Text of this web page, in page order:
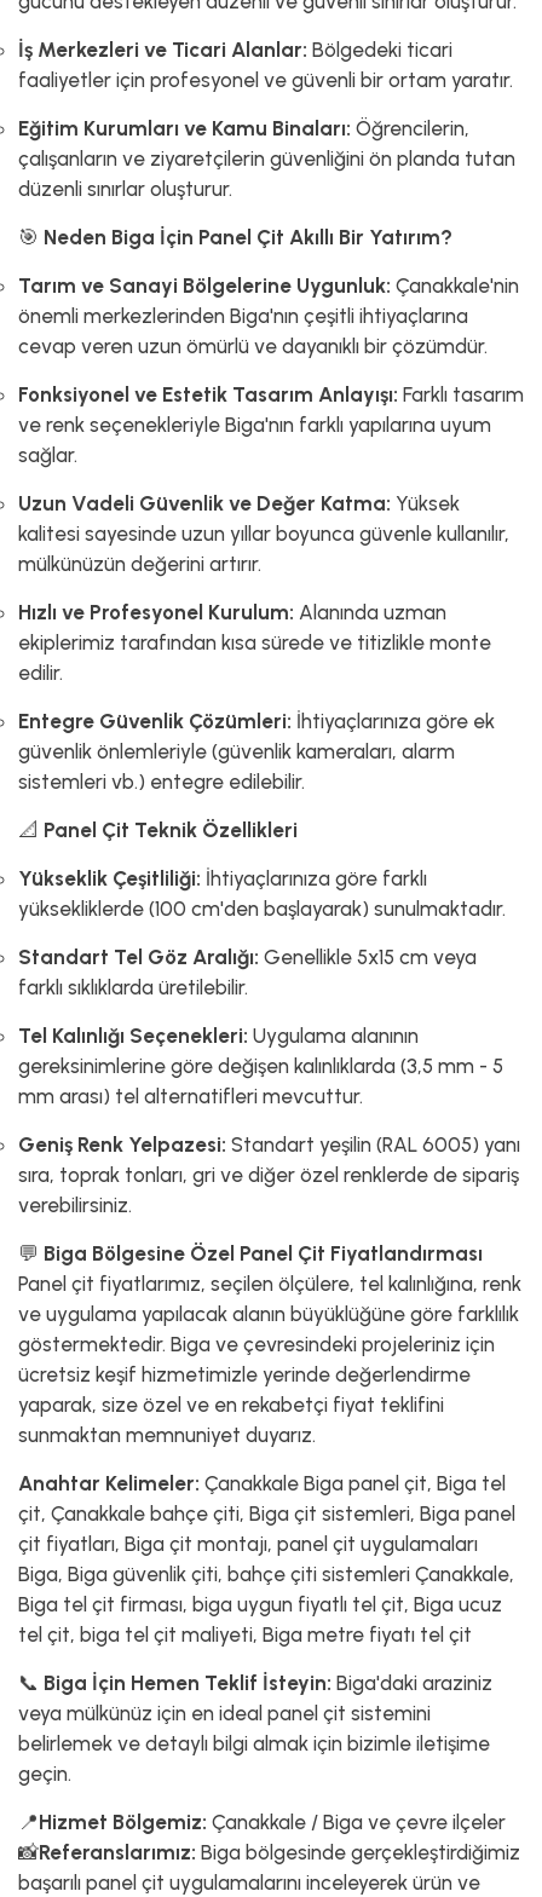
İş Merkezleri ve Ticari Alanlar: Bölgedeki ticari
faaliyetler için profesyonel ve güvenli bir ortam yaratır.
Eğitim Kurumları ve Kamu Binaları: Öğrencilerin,
çalışanların ve ziyaretçilerin güvenliğini ön planda tutan
düzenli sınırlar oluşturur.
🎯 Neden Biga İçin Panel Çit Akıllı Bir Yatırım?
Tarım ve Sanayi Bölgelerine Uygunluk: Çanakkale'nin
önemli merkezlerinden Biga'nın çeşitli ihtiyaçlarına
cevap veren uzun ömürlü ve dayanıklı bir çözümdür.
Fonksiyonel ve Estetik Tasarım Anlayışı: Farklı tasarım
ve renk seçenekleriyle Biga'nın farklı yapılarına uyum
sağlar.
Uzun Vadeli Güvenlik ve Değer Katma: Yüksek
kalitesi sayesinde uzun yıllar boyunca güvenle kullanılır,
mülkünüzün değerini artırır.
Hızlı ve Profesyonel Kurulum: Alanında uzman
ekiplerimiz tarafından kısa sürede ve titizlikle monte
edilir.
Entegre Güvenlik Çözümleri: İhtiyaçlarınıza göre ek
güvenlik önlemleriyle (güvenlik kameraları, alarm
sistemleri vb.) entegre edilebilir.
📐 Panel Çit Teknik Özellikleri
Yükseklik Çeşitliliği: İhtiyaçlarınıza göre farklı
yüksekliklerde (100 cm'den başlayarak) sunulmaktadır.
Standart Tel Göz Aralığı: Genellikle 5x15 cm veya
farklı sıklıklarda üretilebilir.
Tel Kalınlığı Seçenekleri: Uygulama alanının
gereksinimlerine göre değişen kalınlıklarda (3,5 mm - 5
mm arası) tel alternatifleri mevcuttur.
Geniş Renk Yelpazesi: Standart yeşilin (RAL 6005) yanı
sıra, toprak tonları, gri ve diğer özel renklerde de sipariş
verebilirsiniz.
💬 Biga Bölgesine Özel Panel Çit Fiyatlandırması
Panel çit fiyatlarımız, seçilen ölçülere, tel kalınlığına, renk
ve uygulama yapılacak alanın büyüklüğüne göre farklılık
göstermektedir. Biga ve çevresindeki projeleriniz için
ücretsiz keşif hizmetimizle yerinde değerlendirme
yaparak, size özel ve en rekabetçi fiyat teklifini
sunmaktan memnuniyet duyarız.
Anahtar Kelimeler: Çanakkale Biga panel çit, Biga tel
çit, Çanakkale bahçe çiti, Biga çit sistemleri, Biga panel
çit fiyatları, Biga çit montajı, panel çit uygulamaları
Biga, Biga güvenlik çiti, bahçe çiti sistemleri Çanakkale,
Biga tel çit firması, biga uygun fiyatlı tel çit, Biga ucuz
tel çit, biga tel çit maliyeti, Biga metre fiyatı tel çit
📞 Biga İçin Hemen Teklif İsteyin: Biga'daki araziniz
veya mülkünüz için en ideal panel çit sistemini
belirlemek ve detaylı bilgi almak için bizimle iletişime
geçin.
📍Hizmet Bölgemiz: Çanakkale / Biga ve çevre ilçeler
📸Referanslarımız: Biga bölgesinde gerçekleştirdiğimiz
başarılı panel çit uygulamalarını inceleyerek ürün ve